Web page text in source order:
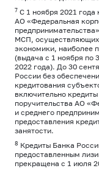
7 С 1 ноября 2021 года
АО «Федеральная
МСП, осуществляющих
экономики, наиболее
(выдача с 1 ноября по
2022 года). До 30
России без
кредитования
включительно
поручительства АО
и среднего
предоставления
занятости.
8 Кредиты Банка
предоставленным
прекращена с 1 июля